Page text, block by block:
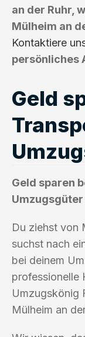
an der Ruhr,
Mülheim an
Kontaktiere
persönliches
Geld
Geld sparen
Umzugsgüter
Du ziehst von
suchst nach
bei deinem
professionelle
Umzugskönig
Mülheim an